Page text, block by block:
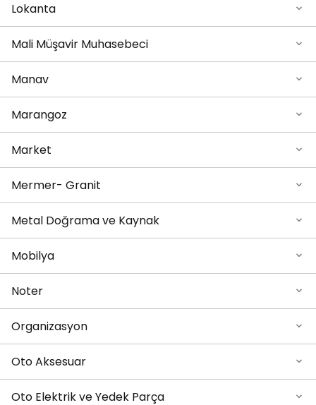
Lokanta
Mali Müşavir Muhasebeci
Manav
Marangoz
Market
Mermer- Granit
Metal Doğrama ve Kaynak
Mobilya
Noter
Organizasyon
Oto Aksesuar
Oto Elektrik ve Yedek Parça